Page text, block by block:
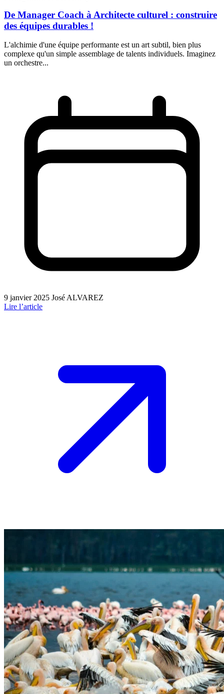
De Manager Coach à Architecte culturel : construire
des équipes durables !
L'alchimie d'une équipe performante est un art subtil, bien plus
complexe qu'un simple assemblage de talents individuels. Imaginez
un orchestre...
9 janvier 2025 José ALVAREZ
Lire l’article